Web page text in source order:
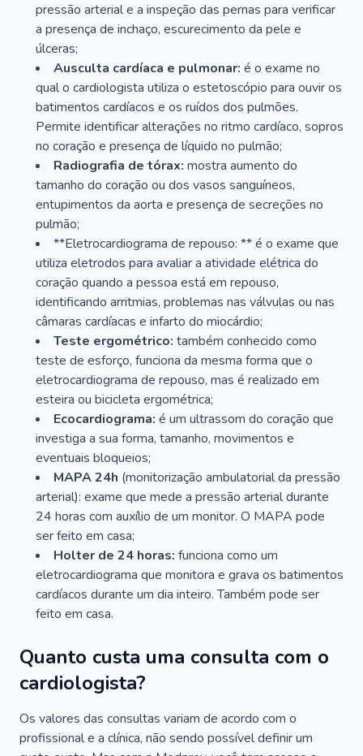
pressão arterial e a inspeção das pernas para verificar
a presença de inchaço, escurecimento da pele e
úlceras;
Ausculta cardíaca e pulmonar: é o exame no
qual o cardiologista utiliza o estetoscópio para ouvir os
batimentos cardíacos e os ruídos dos pulmões.
Permite identificar alterações no ritmo cardíaco, sopros
no coração e presença de líquido no pulmão;
Radiografia de tórax: mostra aumento do
tamanho do coração ou dos vasos sanguíneos,
entupimentos da aorta e presença de secreções no
pulmão;
**Eletrocardiograma de repouso: ** é o exame que
utiliza eletrodos para avaliar a atividade elétrica do
coração quando a pessoa está em repouso,
identificando arritmias, problemas nas válvulas ou nas
câmaras cardíacas e infarto do miocárdio;
Teste ergométrico: também conhecido como
teste de esforço, funciona da mesma forma que o
eletrocardiograma de repouso, mas é realizado em
esteira ou bicicleta ergométrica;
Ecocardiograma: é um ultrassom do coração que
investiga a sua forma, tamanho, movimentos e
eventuais bloqueios;
MAPA 24h (monitorização ambulatorial da pressão
arterial): exame que mede a pressão arterial durante
24 horas com auxílio de um monitor. O MAPA pode
ser feito em casa;
Holter de 24 horas: funciona como um
eletrocardiograma que monitora e grava os batimentos
cardíacos durante um dia inteiro. Também pode ser
feito em casa.
Quanto custa uma consulta com o
cardiologista?
Os valores das consultas variam de acordo com o
profissional e a clínica, não sendo possível definir um